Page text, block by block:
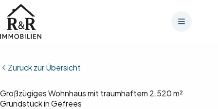
Inhalt
springen
Zurück zur Übersicht
Großzügiges Wohnhaus mit traumhaftem 2.520 m²
Grundstück in Gefrees
Bilder anzeigen (20)
Grundrisse anzeigen (2)